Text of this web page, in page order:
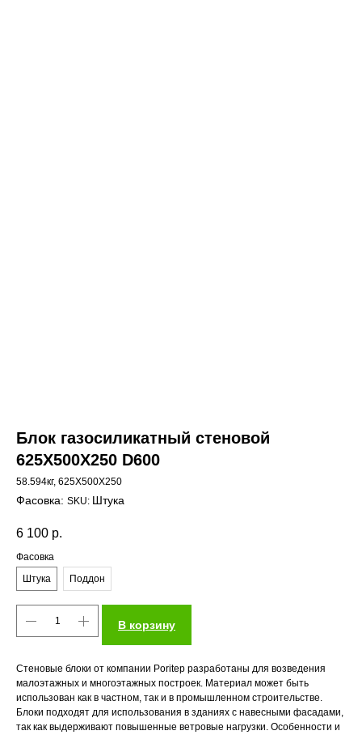
Блок газосиликатный стеновой
625X500Х250 D600
58.594кг, 625X500Х250
SKU: Штука
6 100 р.
Фасовка
Штука
Поддон
В корзину
Стеновые блоки от компании Poritep разработаны для возведения
малоэтажных и многоэтажных построек. Материал может быть
использован как в частном, так и в промышленном строительстве.
Блоки подходят для использования в зданиях с навесными фасадами,
так как выдерживают повышенные ветровые нагрузки. Особенности и